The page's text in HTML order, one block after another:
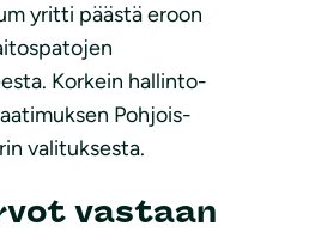
yritti päästä eroon
Korkein hallinto-
Pohjois-
valituksesta.
vastaan